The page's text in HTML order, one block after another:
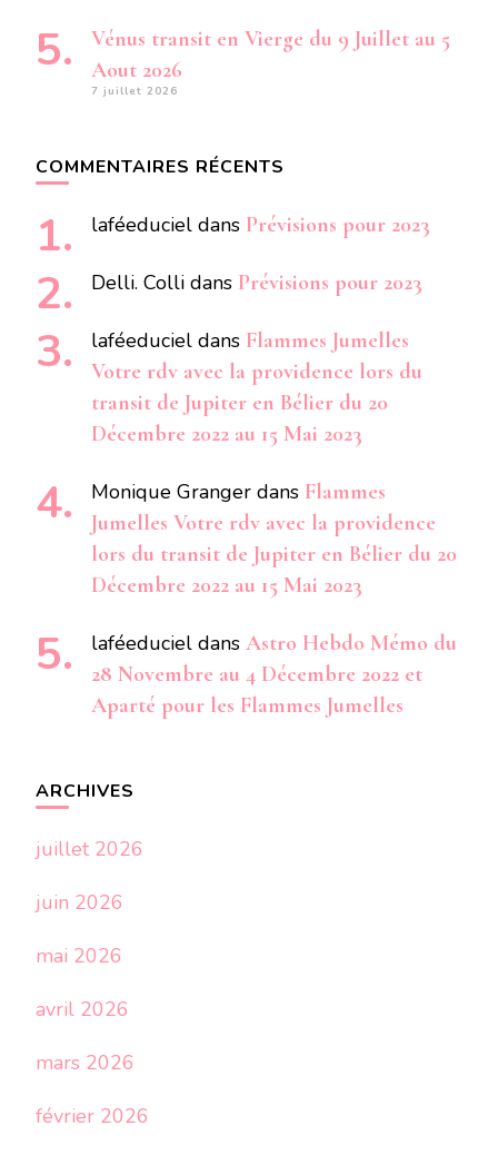
Vénus transit en Vierge du 9 Juillet au 5
Aout 2026
7 juillet 2026
COMMENTAIRES RÉCENTS
laféeduciel dans Prévisions pour 2023
Delli. Colli dans Prévisions pour 2023
laféeduciel dans Flammes Jumelles
Votre rdv avec la providence lors du
transit de Jupiter en Bélier du 20
Décembre 2022 au 15 Mai 2023
Monique Granger dans Flammes
Jumelles Votre rdv avec la providence
lors du transit de Jupiter en Bélier du 20
Décembre 2022 au 15 Mai 2023
laféeduciel dans Astro Hebdo Mémo du
28 Novembre au 4 Décembre 2022 et
Aparté pour les Flammes Jumelles
ARCHIVES
juillet 2026
juin 2026
mai 2026
avril 2026
mars 2026
février 2026